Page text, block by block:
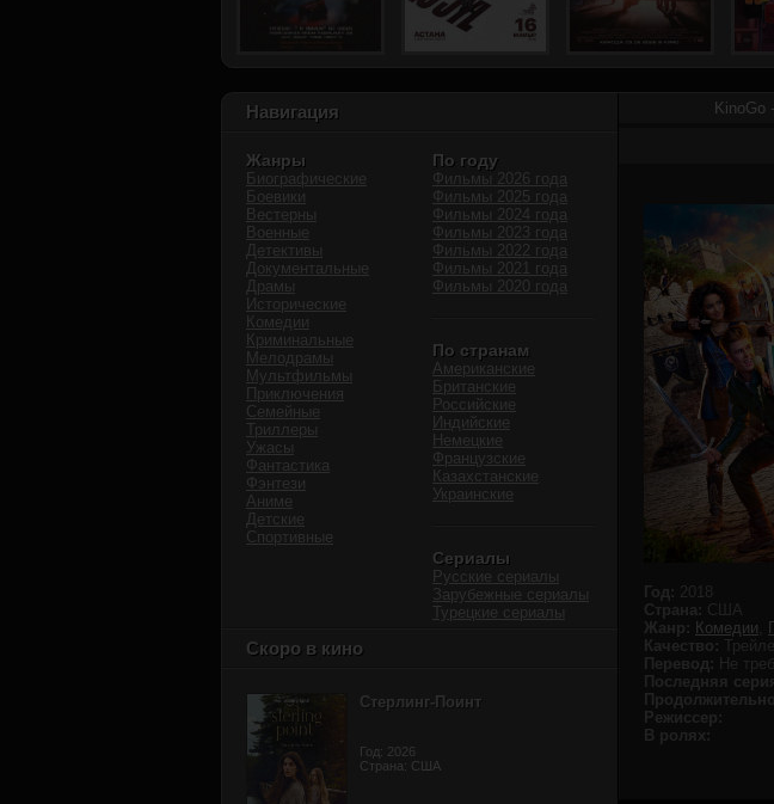
KinoGo
Год: 2018
Страна: США
Жанр: Комедии
Качество:
Перевод: Не
Последняя
Режиссер:
В ролях:
Навигация
Жанры
Биографические
Боевики
Вестерны
Военные
Детективы
Документальные
Драмы
Исторические
Комедии
Криминальные
Мелодрамы
Мультфильмы
Приключения
Семейные
Триллеры
Ужасы
Фантастика
Фэнтези
Аниме
Детские
Спортивные
По году
Фильмы 2026 года
Фильмы 2025 года
Фильмы 2024 года
Фильмы 2023 года
Фильмы 2022 года
Фильмы 2021 года
Фильмы 2020 года
По странам
Американские
Британские
Российские
Индийские
Немецкие
Французские
Казахстанские
Украинские
Сериалы
Русские сериалы
Зарубежные сериалы
Турецкие сериалы
Скоро в кино
Стерлинг-Поинт
Год: 2026
Страна: США